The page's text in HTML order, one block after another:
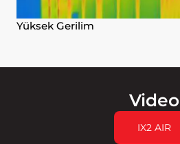
Yüksek Gerilim
Video
IX2 AIR